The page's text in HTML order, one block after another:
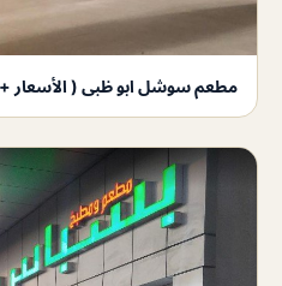
مطعم سوشل ابو ظبى ( الأسعار +